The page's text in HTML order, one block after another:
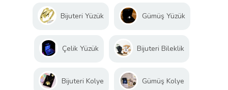
Bijuteri Yüzük Gümüş Yüzük
Çelik Yüzük Bijuteri Bileklik
Bijuteri Kolye Gümüş Kolye